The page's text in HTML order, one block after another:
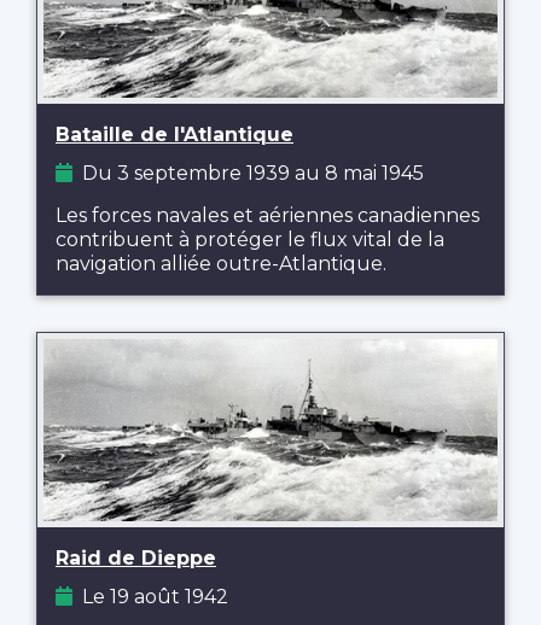
Bataille de l'Atlantique
Du 3 septembre 1939 au 8 mai 1945
Les forces navales et aériennes canadiennes
contribuent à protéger le flux vital de la
navigation alliée outre-Atlantique.
Raid de Dieppe
Le 19 août 1942